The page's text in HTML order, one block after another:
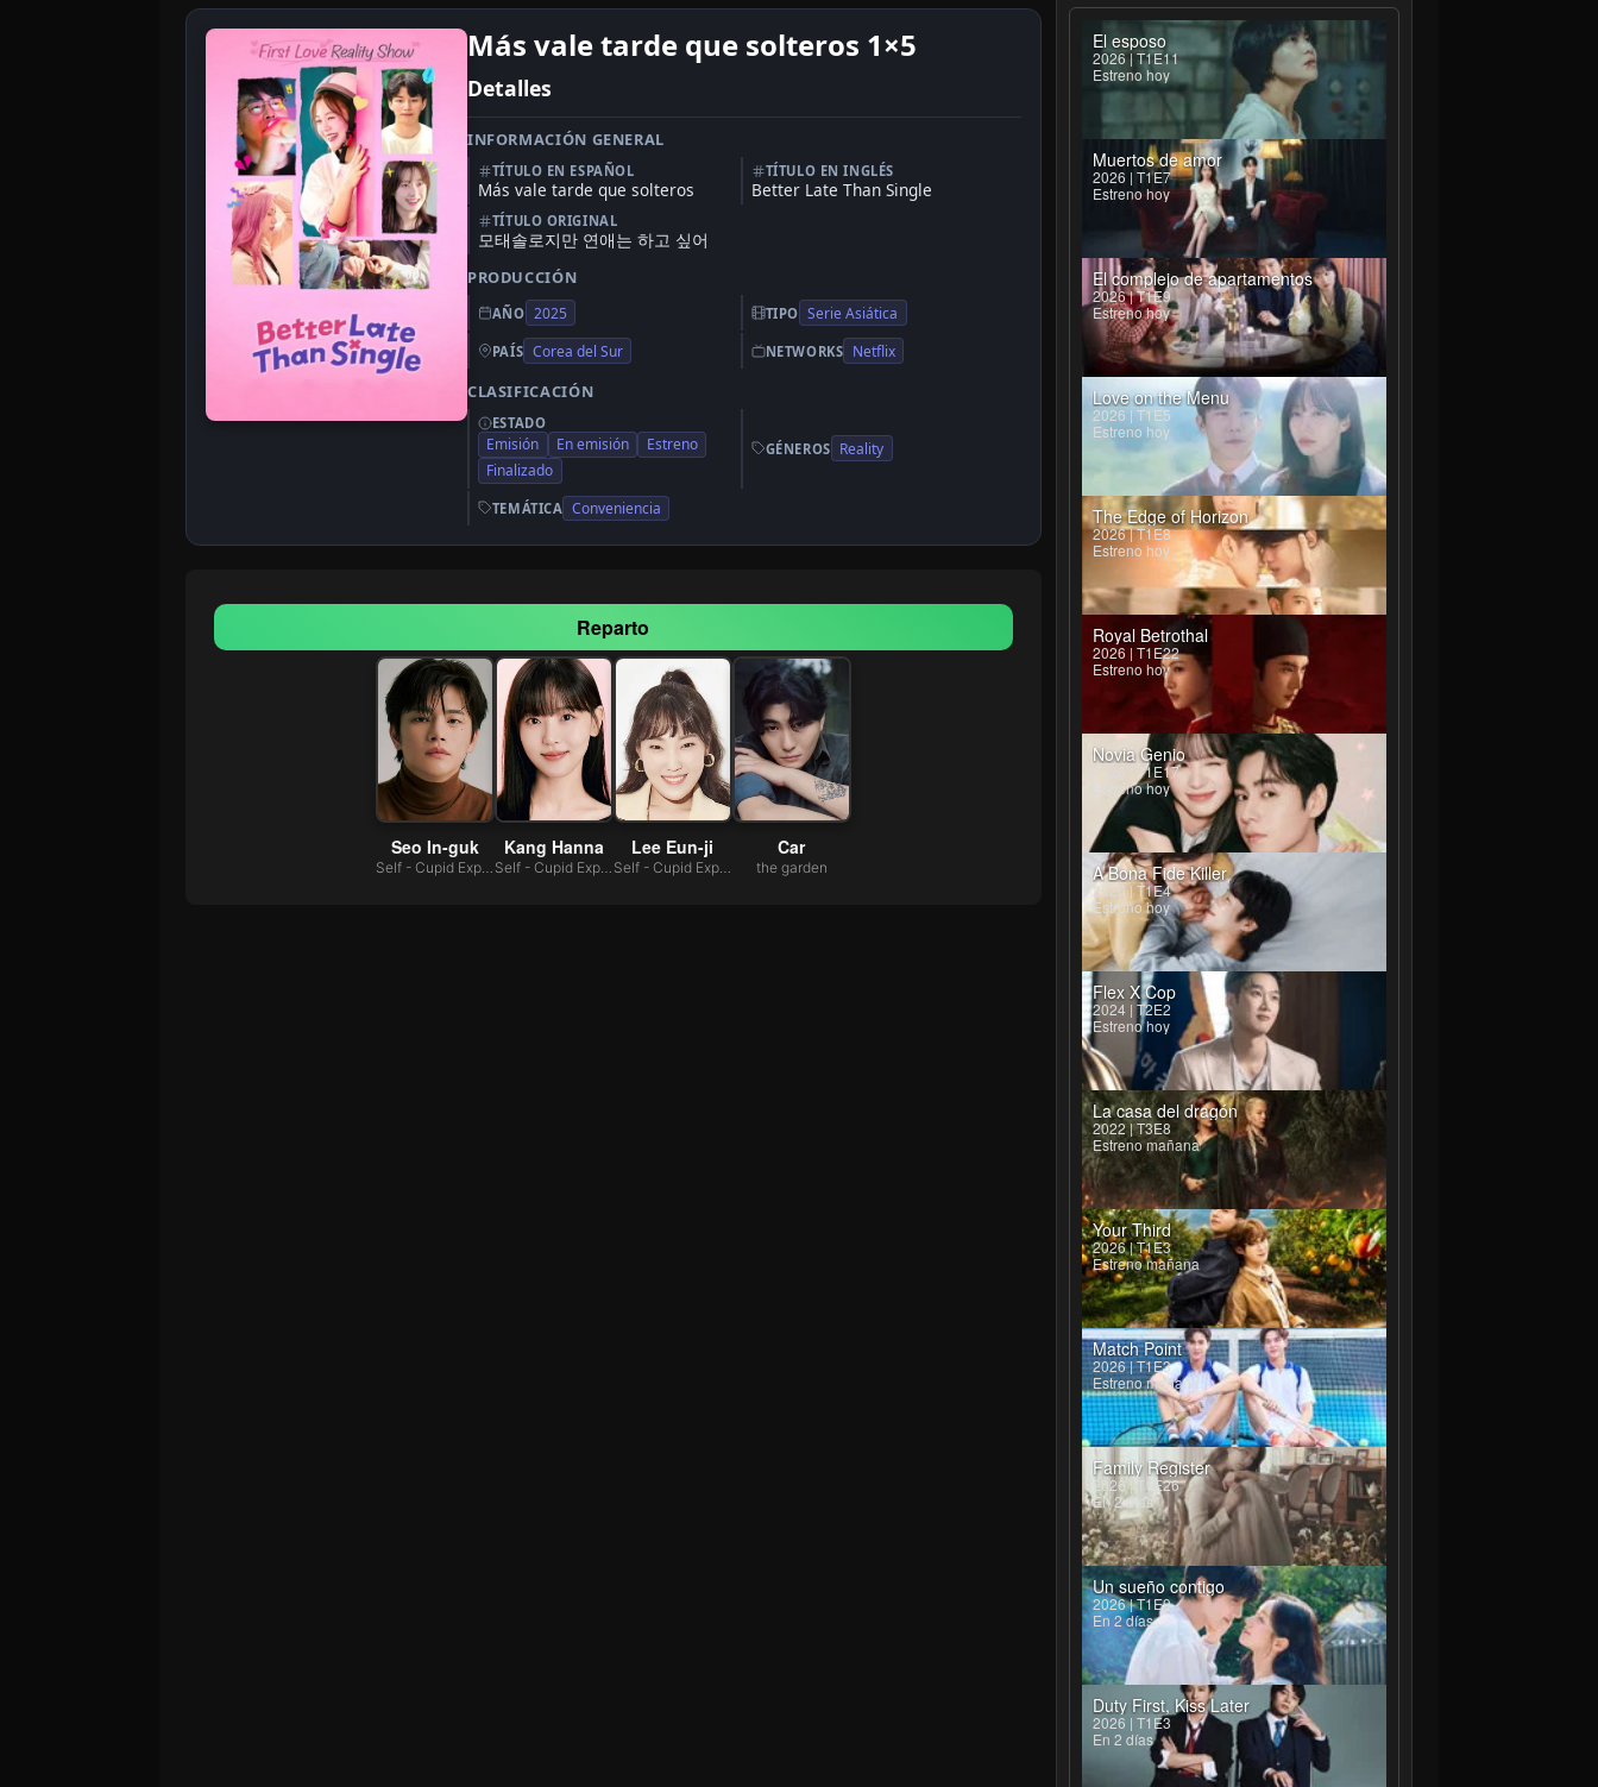
Más vale tarde que solteros 1×5
Detalles
INFORMACIÓN GENERAL
TÍTULO EN ESPAÑOL
Más vale tarde que solteros
TÍTULO EN INGLÉS
Better Late Than Single
TÍTULO ORIGINAL
모태솔로지만 연애는 하고 싶어
PRODUCCIÓN
AÑO 2025 TIPO Serie Asiática
PAÍS Corea del Sur NETWORKS Netflix
CLASIFICACIÓN
ESTADO
Emisión En emisión
Estreno
Finalizado
GÉNEROS Reality
TEMÁTICA Conveniencia
Reparto
Seo In-guk
Self - Cupid Expert
Kang Hanna
Self - Cupid Expert
Lee Eun-ji
Self - Cupid Expert
Car
the garden
El esposo
2026 | T1E11
Estreno hoy
Muertos de amor
2026 | T1E7
Estreno hoy
El complejo de apartamentos
2026 | T1E9
Estreno hoy
Love on the Menu
2026 | T1E5
Estreno hoy
The Edge of Horizon
2026 | T1E8
Estreno hoy
Royal Betrothal
2026 | T1E22
Estreno hoy
Novia Genio
2026 | T1E17
Estreno hoy
A Bona Fide Killer
2026 | T1E4
Estreno hoy
Flex X Cop
2024 | T2E2
Estreno hoy
La casa del dragón
2022 | T3E8
Estreno mañana
Your Third
2026 | T1E3
Estreno mañana
Match Point
2026 | T1E3
Estreno mañana
Family Register
2026 | T1E26
En 2 días
Un sueño contigo
2026 | T1E9
En 2 días
Duty First, Kiss Later
2026 | T1E3
En 2 días